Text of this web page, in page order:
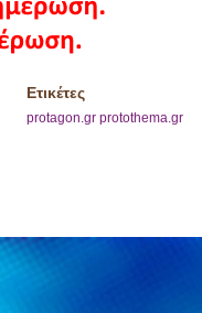
Ετικέτες
protagon.gr protothema.gr